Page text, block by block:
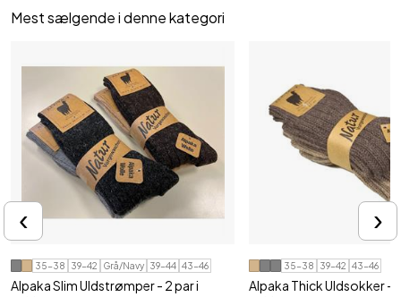
Mest sælgende i denne kategori
35-38 39-42 Grå/Navy 39-44 43-46
Alpaka Slim Uldstrømper - 2 par i
35-38 39-42 43-46
Alpaka Thick Uldsokker -
‹ ›